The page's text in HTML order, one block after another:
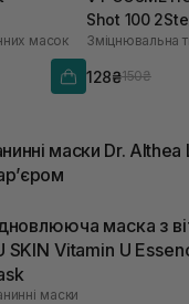
масок
Shot 100
Зміцнювальна
128₴150₴
маски Dr.
маска з
SKIN Vitamin U
маски